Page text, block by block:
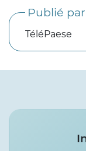
Publié par
TéléPaese
Services